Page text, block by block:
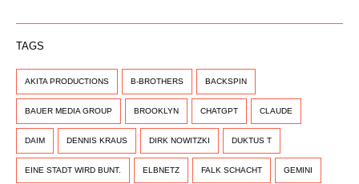
TAGS
AKITA PRODUCTIONS B-BROTHERS BACKSPIN
BAUER MEDIA GROUP BROOKLYN CHATGPT CLAUDE
DAIM DENNIS KRAUS DIRK NOWITZKI DUKTUS T
EINE STADT WIRD BUNT. ELBNETZ FALK SCHACHT GEMINI